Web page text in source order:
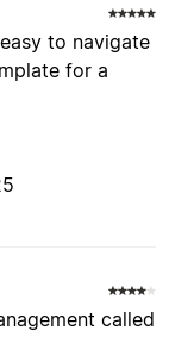
to navigate
for a
called